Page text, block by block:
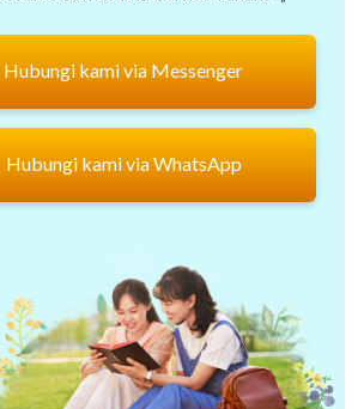
Hubungi kami via Messenger
Hubungi kami via WhatsApp